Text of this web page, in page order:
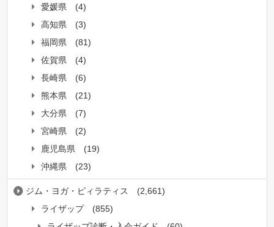
愛媛県
(4)
高知県
(3)
福岡県
(81)
佐賀県
(4)
長崎県
(6)
熊本県
(21)
大分県
(7)
宮崎県
(2)
鹿児島県
(19)
沖縄県
(23)
ジム・ヨガ・ピィラティス
(2,661)
ライザップ
(855)